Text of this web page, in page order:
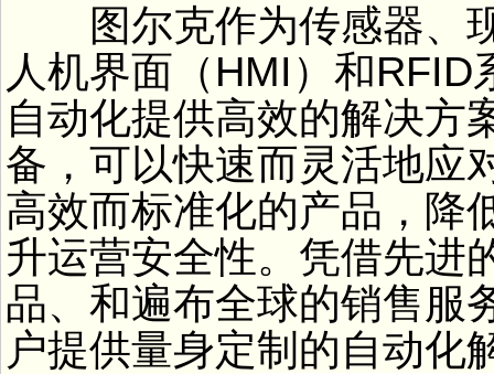
图尔克作为传感器、现
人机界面（HMI）和
自动化提供高效的解决方
备，可以快速而灵活地应
高效而标准化的产品，降
升运营安全性。凭借先进
品、和遍布全球的销售服
户提供量身定制的自动化